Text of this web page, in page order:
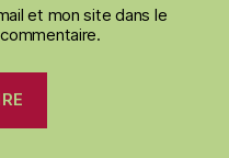
et mon site dans le